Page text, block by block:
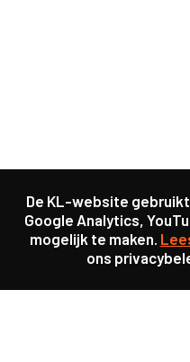
De KL-website
Google Analytics,
mogelijk te maken.
ons